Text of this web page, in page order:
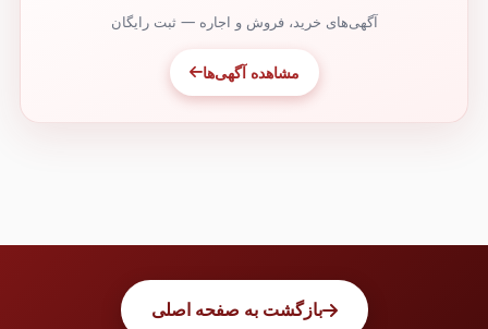
آگهی‌های خرید، فروش و اجاره — ثبت رایگان
مشاهده آگهی‌ها
بازگشت به صفحه اصلی